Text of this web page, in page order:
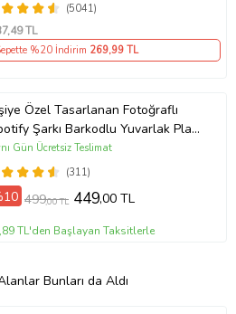
(5041)
,49 TL
%20 İndirim 269,99 TL
Özel Tasarlanan Fotoğraflı
Şarkı Barkodlu Yuvarlak Plak
Fotoğraf Çerçevesi (Siyah)
(311)
Gün Ücretsiz Teslimat
499,00 TL 449,00 TL
TL'den Başlayan Taksitlerle
Bunları da Aldı